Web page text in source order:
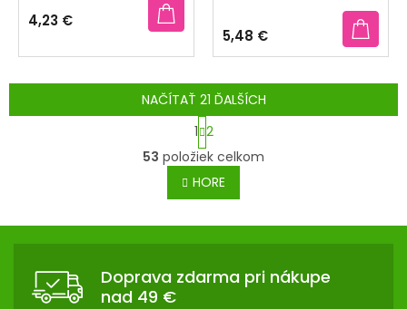
produktu
je
z
5
4,23 €
5,48 €
O
v
l
d
a
c
i
NAČÍTAŤ 21 ĎALŠÍCH
S
t
r
á
n
o
v
a
n
1 2
53 položiek celkom
HORE
Z
Doprava zdarma pri nákupe
nad 49 €